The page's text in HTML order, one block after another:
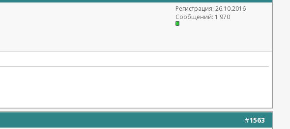
Регистрация: 26.10.2016
Сообщений: 1 970
#1563